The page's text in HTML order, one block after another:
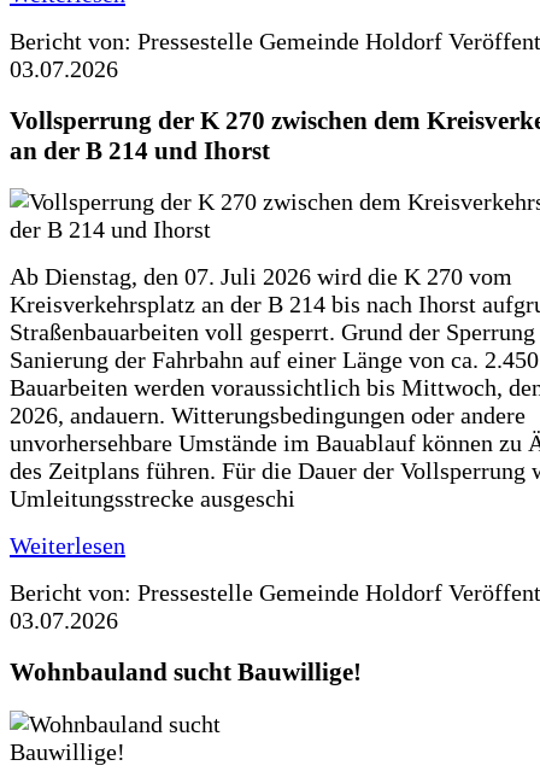
Bericht von: Pressestelle Gemeinde Holdorf
03.07.2026
Vollsperrung der K 270 zwischen dem
an der B 214 und Ihorst
Ab Dienstag, den 07. Juli 2026 wird die K 270 vom
Kreisverkehrsplatz an der B 214 bis nach Ihorst
Straßenbauarbeiten voll gesperrt. Grund der
Sanierung der Fahrbahn auf einer Länge von ca.
Bauarbeiten werden voraussichtlich bis Mittwoch,
2026, andauern. Witterungsbedingungen oder andere
unvorhersehbare Umstände im Bauablauf können zu
des Zeitplans führen. Für die Dauer der Vollsperrung
Umleitungsstrecke ausgeschi
Weiterlesen
Bericht von: Pressestelle Gemeinde Holdorf
03.07.2026
Wohnbauland sucht Bauwillige!